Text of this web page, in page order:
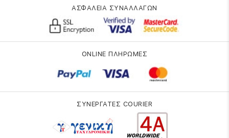
ΑΣΦΑΛΕΙΑ ΣΥΝΑΛΛΑΓΩΝ
ONLINE ΠΛΗΡΩΜΕΣ
ΣΥΝΕΡΓΑΤΕΣ COURIER